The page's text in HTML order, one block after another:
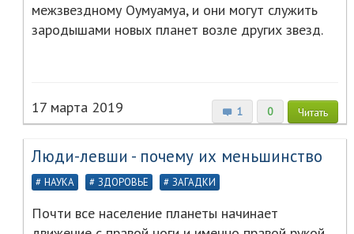
межзвездному Оумуамуа, и они могут служить
зародышами новых планет возле других звезд.
1 0 Читать
17 марта 2019
Люди-левши - почему их меньшинство
НАУКА ЗДОРОВЬЕ ЗАГАДКИ
Почти все население планеты начинает